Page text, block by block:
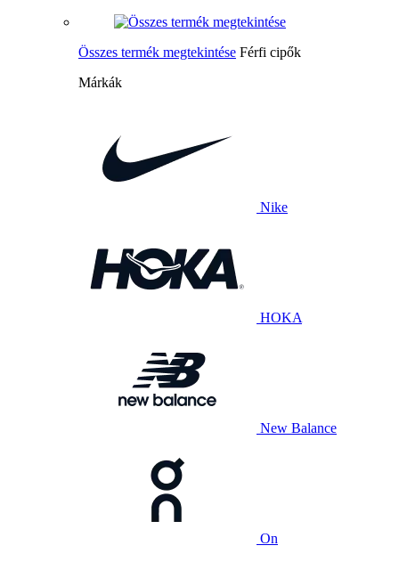
Összes termék megtekintése Férfi cipők
Márkák
Nike
HOKA
New Balance
On